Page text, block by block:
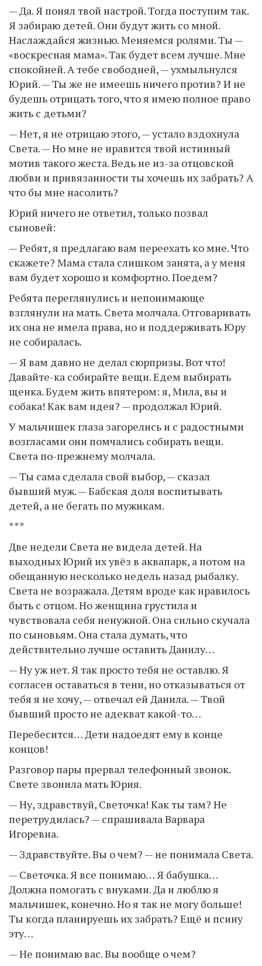
— Да. Я понял твой настрой. Тогда поступим так.
Я забираю детей. Они будут жить со мной.
Наслаждайся жизнью. Меняемся ролями. Ты —
«воскресная мама». Так будет всем лучше. Мне
спокойней. А тебе свободней, — ухмыльнулся
Юрий. — Ты же не имеешь ничего против? И не
будешь отрицать того, что я имею полное право
жить с детьми?
— Нет, я не отрицаю этого, — устало вздохнула
Света. — Но мне не нравится твой истинный
мотив такого жеста. Ведь не из-за отцовской
любви и привязанности ты хочешь их забрать? А
что бы мне насолить?
Юрий ничего не ответил, только позвал
сыновей:
— Ребят, я предлагаю вам переехать ко мне. Что
скажете? Мама стала слишком занята, а у меня
вам будет хорошо и комфортно. Поедем?
Ребята переглянулись и непонимающе
взглянули на мать. Света молчала. Отговаривать
их она не имела права, но и поддерживать Юру
не собиралась.
— Я вам давно не делал сюрпризы. Вот что!
Давайте-ка собирайте вещи. Едем выбирать
щенка. Будем жить впятером: я, Мила, вы и
собака! Как вам идея? — продолжал Юрий.
У мальчишек глаза загорелись и с радостными
возгласами они помчались собирать вещи.
Света по-прежнему молчала.
— Ты сама сделала свой выбор, — сказал
бывший муж. — Бабская доля воспитывать
детей, а не бегать по мужикам.
***
Две недели Света не видела детей. На
выходных Юрий их увёз в аквапарк, а потом на
обещанную несколько недель назад рыбалку.
Света не возражала. Детям вроде как нравилось
быть с отцом. Но женщина грустила и
чувствовала себя ненужной. Она сильно скучала
по сыновьям. Она стала думать, что
действительно лучше оставить Данилу…
— Ну уж нет. Я так просто тебя не оставлю. Я
согласен оставаться в тени, но отказываться от
тебя я не хочу, — отвечал ей Данила. — Твой
бывший просто не адекват какой-то…
Перебесится… Дети надоедят ему в конце
концов!
Разговор пары прервал телефонный звонок.
Свете звонила мать Юрия.
— Ну, здравствуй, Светочка! Как ты там? Не
перетрудилась? — спрашивала Варвара
Игоревна.
— Здравствуйте. Вы о чем? — не понимала Света.
— Светочка. Я все понимаю… Я бабушка…
Должна помогать с внуками. Да и люблю я
мальчишек, конечно. Но я так не могу больше!
Ты когда планируешь их забрать? Ещё и псину
эту…
— Не понимаю вас. Вы вообще о чем?